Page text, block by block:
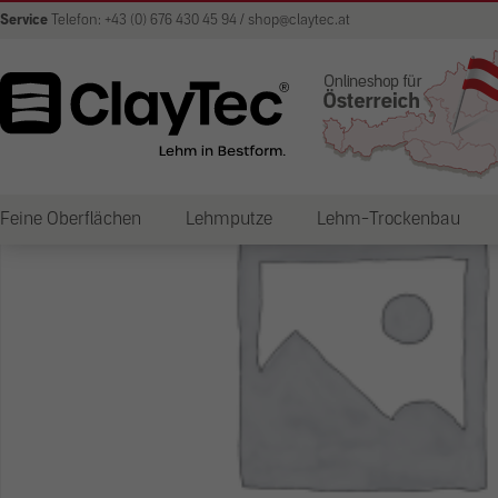
Service Telefon: +43 (0) 676 430 45 94 / shop@claytec.at
Feine Oberflächen Lehmputze Lehm-Trockenbau